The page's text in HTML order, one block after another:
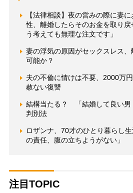
【法律相談】夜の営みの際に妻
性、離婚したらそのお金を取り
う考えても無理な注文です」
妻の浮気の原因がセックスレス
可能か？
夫の不倫に情けは不要、2000万
赦ない復讐
結構当たる？ 「結婚して良い男
判別法
ロザンナ、70才のひとり暮らし
の責任、腹の立ちようがない」
注目TOPIC